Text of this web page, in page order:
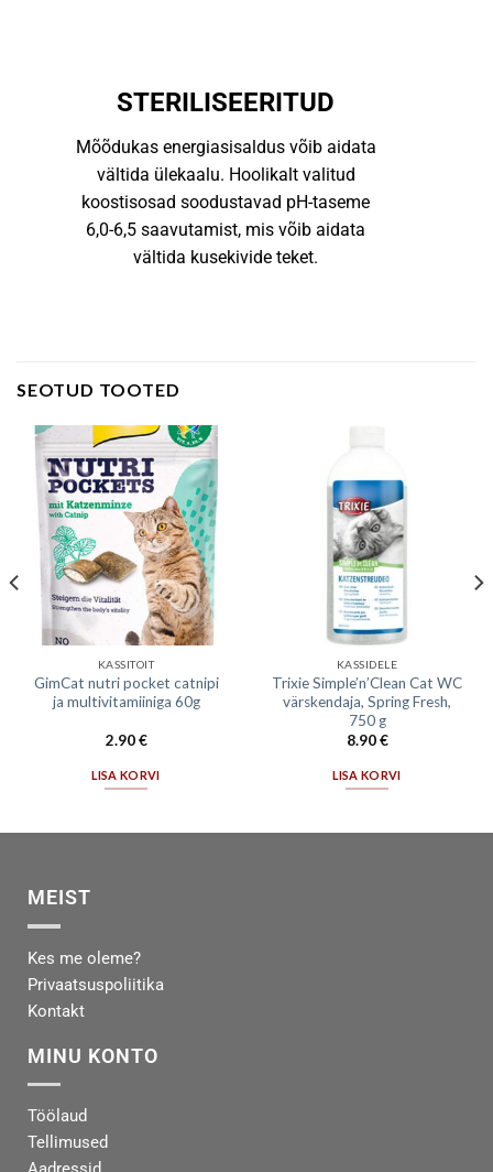
STERILISEERITUD
Mõõdukas energiasisaldus võib aidata
vältida ülekaalu. Hoolikalt valitud
koostisosad soodustavad pH-taseme
6,0-6,5 saavutamist, mis võib aidata
vältida kusekivide teket.
SEOTUD TOOTED
KASSITOIT
GimCat nutri pocket catnipi
ja multivitamiiniga 60g
2.90€
LISA KORVI
KASSIDELE
Trixie Simple’n’Clean Cat WC
värskendaja, Spring Fresh,
750 g
8.90€
LISA KORVI
MEIST
Kes me oleme?
Privaatsuspoliitika
Kontakt
MINU KONTO
Töölaud
Tellimused